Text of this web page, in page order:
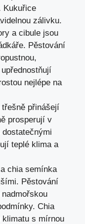
Kukuřice
zálivku.
a cibule jsou
Pěstování
nejlépe na
přinášejí
prosperují v
teplé klima a
chia semínka
Pěstování
Chia
s mírnou